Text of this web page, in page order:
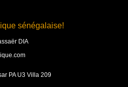
sénégalaise!
DIA
PA U3 Villa 209